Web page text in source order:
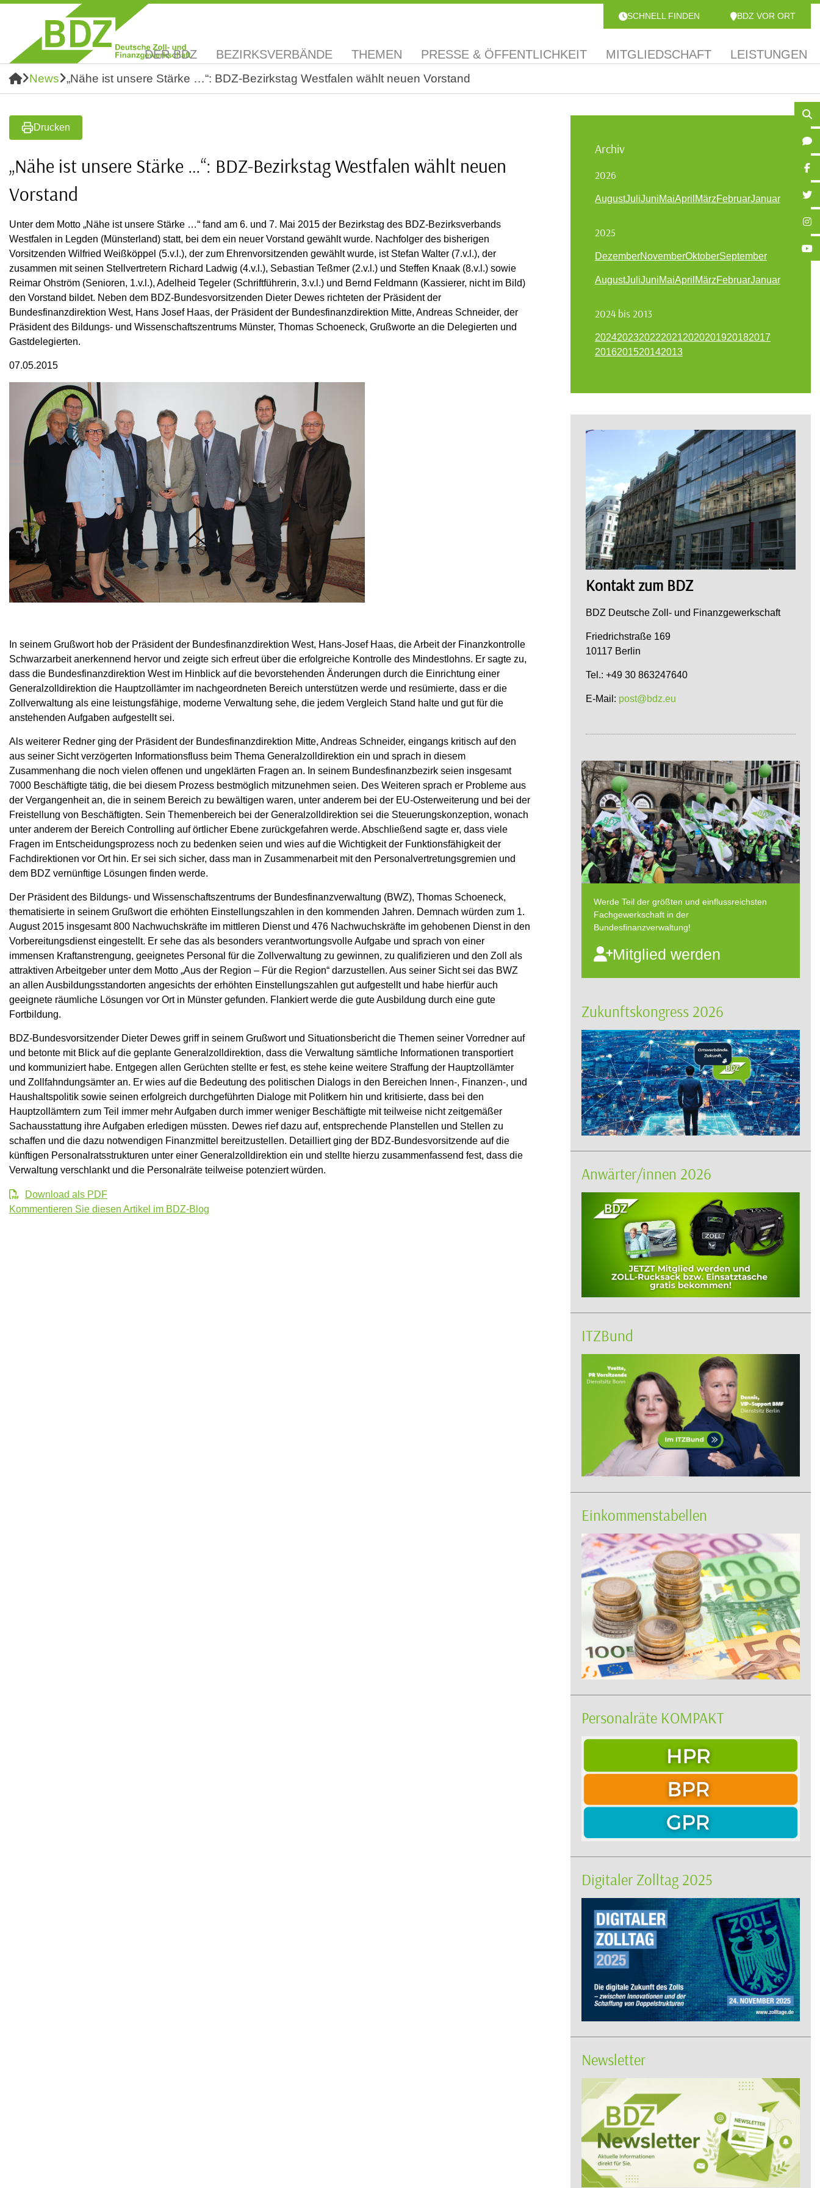
SCHNELL FINDEN BDZ VOR ORT
DER BDZ BEZIRKSVERBÄNDE THEMEN PRESSE & ÖFFENTLICHKEIT MITGLIEDSCHAFT LEISTUNGEN
News „Nähe ist unsere Stärke …“: BDZ-Bezirkstag Westfalen wählt neuen Vorstand
Drucken
„Nähe ist unsere Stärke …“: BDZ-Bezirkstag Westfalen wählt neuen
Vorstand
Unter dem Motto „Nähe ist unsere Stärke …“ fand am 6. und 7. Mai 2015 der Bezirkstag des BDZ-Bezirksverbands
Westfalen in Legden (Münsterland) statt, bei dem ein neuer Vorstand gewählt wurde. Nachfolger des bisherigen
Vorsitzenden Wilfried Weißköppel (5.v.l.), der zum Ehrenvorsitzenden gewählt wurde, ist Stefan Walter (7.v.l.), der
zusammen mit seinen Stellvertretern Richard Ladwig (4.v.l.), Sebastian Teßmer (2.v.l.) und Steffen Knaak (8.v.l.) sowie
Reimar Ohström (Senioren, 1.v.l.), Adelheid Tegeler (Schriftführerin, 3.v.l.) und Bernd Feldmann (Kassierer, nicht im Bild)
den Vorstand bildet. Neben dem BDZ-Bundesvorsitzenden Dieter Dewes richteten der Präsident der
Bundesfinanzdirektion West, Hans Josef Haas, der Präsident der Bundesfinanzdirektion Mitte, Andreas Schneider, der
Präsident des Bildungs- und Wissenschaftszentrums Münster, Thomas Schoeneck, Grußworte an die Delegierten und
Gastdelegierten.
07.05.2015
In seinem Grußwort hob der Präsident der Bundesfinanzdirektion West, Hans-Josef Haas, die Arbeit der Finanzkontrolle
Schwarzarbeit anerkennend hervor und zeigte sich erfreut über die erfolgreiche Kontrolle des Mindestlohns. Er sagte zu,
dass die Bundesfinanzdirektion West im Hinblick auf die bevorstehenden Änderungen durch die Einrichtung einer
Generalzolldirektion die Hauptzollämter im nachgeordneten Bereich unterstützen werde und resümierte, dass er die
Zollverwaltung als eine leistungsfähige, moderne Verwaltung sehe, die jedem Vergleich Stand halte und gut für die
anstehenden Aufgaben aufgestellt sei.
Als weiterer Redner ging der Präsident der Bundesfinanzdirektion Mitte, Andreas Schneider, eingangs kritisch auf den
aus seiner Sicht verzögerten Informationsfluss beim Thema Generalzolldirektion ein und sprach in diesem
Zusammenhang die noch vielen offenen und ungeklärten Fragen an. In seinem Bundesfinanzbezirk seien insgesamt
7000 Beschäftigte tätig, die bei diesem Prozess bestmöglich mitzunehmen seien. Des Weiteren sprach er Probleme aus
der Vergangenheit an, die in seinem Bereich zu bewältigen waren, unter anderem bei der EU-Osterweiterung und bei der
Freistellung von Beschäftigten. Sein Themenbereich bei der Generalzolldirektion sei die Steuerungskonzeption, wonach
unter anderem der Bereich Controlling auf örtlicher Ebene zurückgefahren werde. Abschließend sagte er, dass viele
Fragen im Entscheidungsprozess noch zu bedenken seien und wies auf die Wichtigkeit der Funktionsfähigkeit der
Fachdirektionen vor Ort hin. Er sei sich sicher, dass man in Zusammenarbeit mit den Personalvertretungsgremien und
dem BDZ vernünftige Lösungen finden werde.
Der Präsident des Bildungs- und Wissenschaftszentrums der Bundesfinanzverwaltung (BWZ), Thomas Schoeneck,
thematisierte in seinem Grußwort die erhöhten Einstellungszahlen in den kommenden Jahren. Demnach würden zum 1.
August 2015 insgesamt 800 Nachwuchskräfte im mittleren Dienst und 476 Nachwuchskräfte im gehobenen Dienst in den
Vorbereitungsdienst eingestellt. Er sehe das als besonders verantwortungsvolle Aufgabe und sprach von einer
immensen Kraftanstrengung, geeignetes Personal für die Zollverwaltung zu gewinnen, zu qualifizieren und den Zoll als
attraktiven Arbeitgeber unter dem Motto „Aus der Region – Für die Region“ darzustellen. Aus seiner Sicht sei das BWZ
an allen Ausbildungsstandorten angesichts der erhöhten Einstellungszahlen gut aufgestellt und habe hierfür auch
geeignete räumliche Lösungen vor Ort in Münster gefunden. Flankiert werde die gute Ausbildung durch eine gute
Fortbildung.
BDZ-Bundesvorsitzender Dieter Dewes griff in seinem Grußwort und Situationsbericht die Themen seiner Vorredner auf
und betonte mit Blick auf die geplante Generalzolldirektion, dass die Verwaltung sämtliche Informationen transportiert
und kommuniziert habe. Entgegen allen Gerüchten stellte er fest, es stehe keine weitere Straffung der Hauptzollämter
und Zollfahndungsämter an. Er wies auf die Bedeutung des politischen Dialogs in den Bereichen Innen-, Finanzen-, und
Haushaltspolitik sowie seinen erfolgreich durchgeführten Dialoge mit Politkern hin und kritisierte, dass bei den
Hauptzollämtern zum Teil immer mehr Aufgaben durch immer weniger Beschäftigte mit teilweise nicht zeitgemäßer
Sachausstattung ihre Aufgaben erledigen müssten. Dewes rief dazu auf, entsprechende Planstellen und Stellen zu
schaffen und die dazu notwendigen Finanzmittel bereitzustellen. Detailliert ging der BDZ-Bundesvorsitzende auf die
künftigen Personalratsstrukturen unter einer Generalzolldirektion ein und stellte hierzu zusammenfassend fest, dass die
Verwaltung verschlankt und die Personalräte teilweise potenziert würden.
Download als PDF
Kommentieren Sie diesen Artikel im BDZ-Blog
Archiv
2026
AugustJuliJuniMaiApril MärzFebruarJanuar
2025
DezemberNovemberOktoberSeptember
AugustJuliJuniMaiApril MärzFebruarJanuar
2024 bis 2013
20242023202220212020201920182017
2016201520142013
Kontakt zum BDZ
BDZ Deutsche Zoll- und Finanzgewerkschaft
Friedrichstraße 169
10117 Berlin
Tel.: +49 30 863247640
E-Mail: post@bdz.eu
Werde Teil der größten und einflussreichsten
Fachgewerkschaft in der
Bundesfinanzverwaltung!
Mitglied werden
Zukunftskongress 2026
Anwärter/innen 2026
ITZBund
Einkommenstabellen
Personalräte KOMPAKT
Digitaler Zolltag 2025
Newsletter